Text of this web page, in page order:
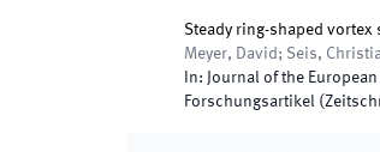
Steady ring-shaped vortex
Meyer, David; Seis,
In: Journal of the
Forschungsartikel